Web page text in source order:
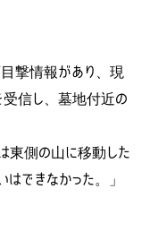
撃情報があり、現
受信し、墓地付近の
東側の山に移動した
できなかった。」